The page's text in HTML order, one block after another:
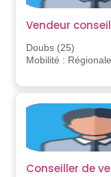
Vendeur
Doubs (25)
Mobilité : Régionale
Conseiller de